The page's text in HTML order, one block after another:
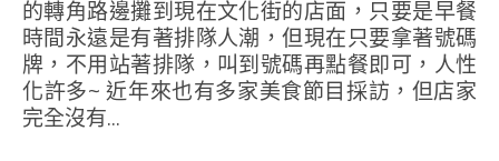
的轉角路邊攤到現在文化街的店面，只要是早餐
時間永遠是有著排隊人潮，但現在只要拿著號碼
牌，不用站著排隊，叫到號碼再點餐即可，人性
化許多~ 近年來也有多家美食節目採訪，但店家
完全沒有...